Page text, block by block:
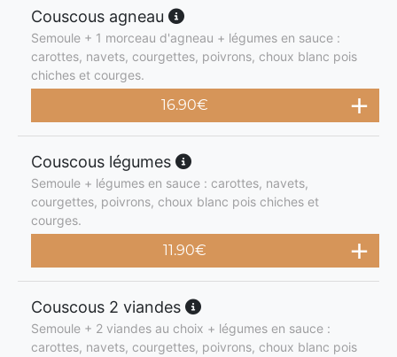
Couscous agneau
Semoule + 1 morceau d'agneau + légumes en sauce :
carottes, navets, courgettes, poivrons, choux blanc pois
chiches et courges.
16.90€
Couscous légumes
Semoule + légumes en sauce : carottes, navets,
courgettes, poivrons, choux blanc pois chiches et
courges.
11.90€
Couscous 2 viandes
Semoule + 2 viandes au choix + légumes en sauce :
carottes, navets, courgettes, poivrons, choux blanc pois